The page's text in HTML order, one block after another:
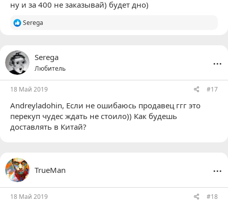
ну и за 400 не заказывай) будет дно)
Р
ц
и
и
:
Serega
Serega
Любитель
...
18 Май 2019 #17
Andreyladohin, Если не ошибаюсь продавец ггг это
перекуп чудес ждать не стоило)) Как будешь
доставлять в Китай?
TrueMan ...
18 Май 2019 #18